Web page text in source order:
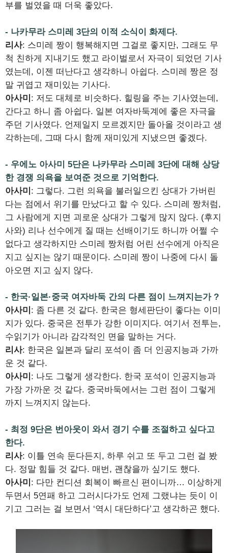
부를 벌였을 때 더욱 좋았다.
- 나카무라 스미레 3단의 이적 소식이 화제다.
리사: 스미레 짱이 행복해지면 그걸로 좋지만, 그래도 무
척 친하게 지내기도 했고 라이벌로서 자극이 되었던 기사
였는데, 이젠 떠난다고 생각하니 아쉽다. 스미레 짱은 정
말 귀엽고 재미있는 기사다.
아사미 : 저도 대체로 비슷하다. 힐링을 주는 기사였는데,
간다고 하니 좀 아쉽다. 일본 여자바둑계에 좋은 자극을
주던 기사였다. 언제일지 모르겠지만 돌아올 것이라고 생
각하는데, 그때 다시 함께 재미있게 지냈으면 좋겠다.
- 우에노 아사미 5단은 나카무라 스미레 3단에 대해 상당
한 경쟁 의욕을 보여준 것으로 기억한다.
아사미 : 그렇다. 그런 의욕을 불러일으킨 상대가 가버린
다는 점에서 위기를 만났다고 할 수 있다. 스미레 짱처럼,
그 사람에게 지면 괴로운 상대가 그렇게 많지 않다. (후지
사와) 리나 선수에게 질 때는 선배이기도 하니까 어쩔 수
없다고 생각하지만 스미레 짱처럼 어린 선수에게 아직은
지고 싶지는 않기 때문이다. 스미레 짱이 나중에 다시 돌
아오면 지고 싶지 않다.
- 한국·일본·중국 여자바둑 간의 다른 점이 느껴지는가 ?
아사미 : 좀 다른 것 같다. 한국은 형세판단이 좋다는 이미
지가 있다. 중국은 전투가 강한 이미지다. 여기서 전투는,
수읽기가 아니라 감각적인 면을 말하는 거다.
리사: 한국은 일본과 달리 포석이 좀 더 인공지능과 가까
운 것 같다.
아사미 : 나도 그렇게 생각한다. 한국 포석이 인공지능과
가장 가까운 것 같다. 중국바둑에서는 그런 점이 그렇게
까지 느껴지지 않는다.
- 최정 9단은 번아웃이 와서 경기 수를 조절하고 싶다고
한다.
리사: 이틀 연속 둔다든지, 하루 쉬고 또 두고 그런 걸 봤
다. 정말 힘들 것 같다. 매번, 괜찮을까 싶기도 했다.
아사미 : 다만 컨디션 회복이 빠르신 편이니까… 이상하게
두면서 5연패 하고 그러시다가도 언제 그랬냐는 듯이 이
기고 그러는 걸 보면서 ‘역시 대단하다’고 생각하곤 했다.